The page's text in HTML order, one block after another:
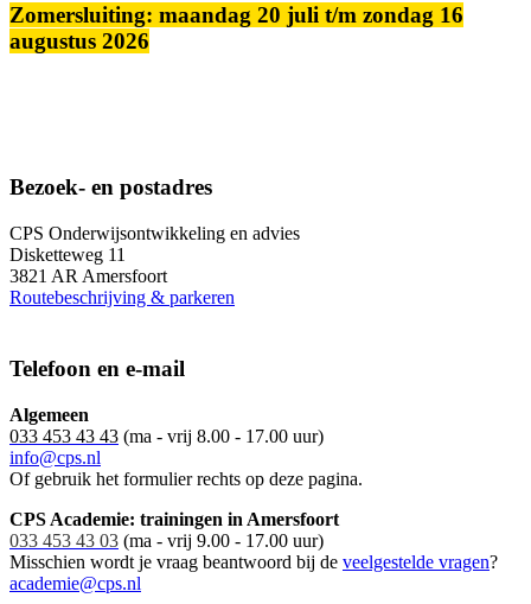
Zomersluiting: maandag 20 juli t/m zondag 16
augustus 2026
Bezoek- en postadres
CPS Onderwijsontwikkeling en advies
Disketteweg 11
3821 AR Amersfoort
Routebeschrijving & parkeren
Telefoon en e-mail
Algemeen
033 453 43 43 (ma - vrij 8.00 - 17.00 uur)
info@cps.nl
Of gebruik het formulier rechts op deze pagina.
CPS Academie: trainingen in Amersfoort
033 453 43 03 (ma - vrij 9.00 - 17.00 uur)
Misschien wordt je vraag beantwoord bij de veelgestelde vragen?
academie@cps.nl